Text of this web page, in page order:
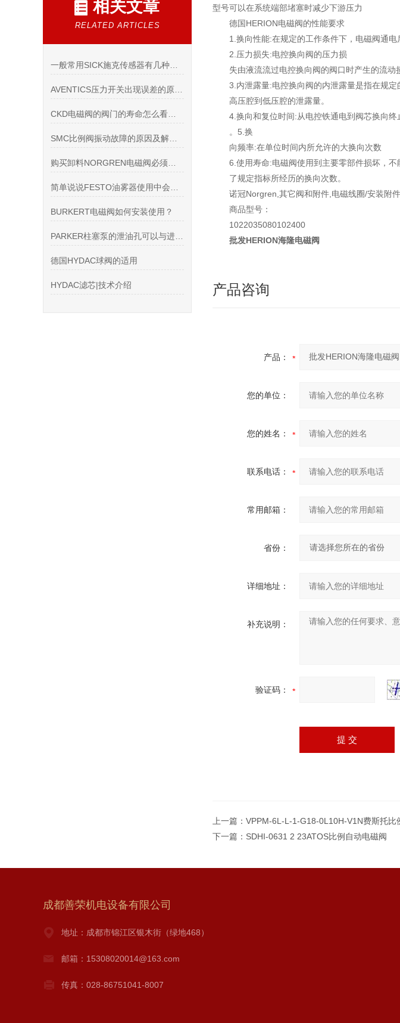
相关文章
RELATED ARTICLES
BURKERT电磁阀如何安装使用？
德国HYDAC球阀的适用
HYDAC滤芯|技术介绍
型号可以在系统端部堵塞时减少下游压力
德国HERION电磁阀的性能要求
1.换向性能:在规定的工作条件下，电磁阀通
2.压力损失:电控换向阀的压力损
失由液流流过电控换向阀的阀口时产生的流动
3.内泄露量:电控换向阀的内泄露量是指在规
高压腔到低压腔的泄露量。
4.换向和复位时间:从电控铁通电到阀芯换向
。5.换
向频率:在单位时间内所允许的大换向次数
6.使用寿命:电磁阀使用到主要零部件损坏，
了规定指标所经历的换向次数。
诺冠Norgren,其它阀和附件,电磁线圈/安装附件
商品型号：
1022035080102400
批发HERION海隆电磁阀
产品咨询
产品：
您的单位：
您的姓名：
联系电话：
常用邮箱：
省份：
详细地址：
补充说明：
验证码：
上一篇： VPPM-6L-L-1-G18-0L10H-V1N费斯托比
下一篇： SDHI-0631 2 23ATOS比例自动电磁阀
成都善荣机电设备有限公司
地址：成都市锦江区银木街（绿地468）
邮箱：15308020014@163.com
传真：028-86751041-8007